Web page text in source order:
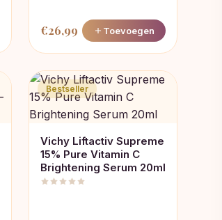
€26,99 Toevoegen
Bestseller
Vichy Liftactiv Supreme
15% Pure Vitamin C
Brightening Serum 20ml